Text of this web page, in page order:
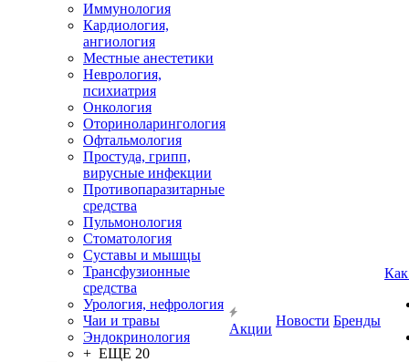
Иммунология
Кардиология,
ангиология
Местные анестетики
Неврология,
психиатрия
Онкология
Оториноларингология
Офтальмология
Простуда, грипп,
вирусные инфекции
Противопаразитарные
средства
Пульмонология
Стоматология
Суставы и мышцы
Трансфузионные
средства
Урология, нефрология
Чаи и травы
Эндокринология
+ ЕЩЕ 20
Акции
Новости Бренды